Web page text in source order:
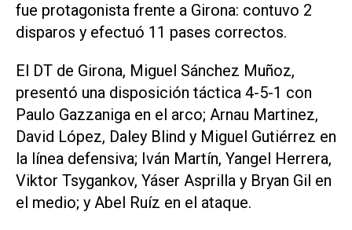
fue protagonista frente a Girona: contuvo 2
disparos y efectuó 11 pases correctos.
El DT de Girona, Miguel Sánchez Muñoz,
presentó una disposición táctica 4-5-1 con
Paulo Gazzaniga en el arco; Arnau Martinez,
David López, Daley Blind y Miguel Gutiérrez en
la línea defensiva; Iván Martín, Yangel Herrera,
Viktor Tsygankov, Yáser Asprilla y Bryan Gil en
el medio; y Abel Ruíz en el ataque.